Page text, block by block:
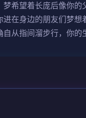
希望着长庞后像你
进在身边的朋友们梦
从指间溜步行，你的